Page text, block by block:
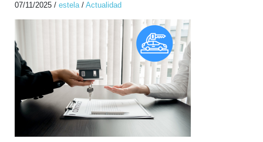
07/11/2025 / estela/ Actualidad